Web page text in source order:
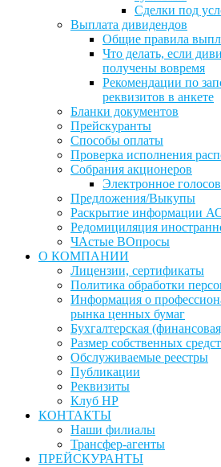
Сделки под
Выплата дивидендов
Общие правила
Что делать, если
получены вовремя
Рекомендации по
реквизитов в анкете
Бланки документов
Прейскуранты
Способы оплаты
Проверка исполнения
Собрания акционеров
Электронное
Предложения/Выкупы
Раскрытие информации
Редомициляция
ЧАстые ВОпросы
О КОМПАНИИ
Лицензии, сертификаты
Политика обработки
Информация о
рынка ценных бумаг
Бухгалтерская
Размер собственных
Обслуживаемые реестры
Публикации
Реквизиты
Клуб НР
КОНТАКТЫ
Наши филиалы
Трансфер-агенты
ПРЕЙСКУРАНТЫ